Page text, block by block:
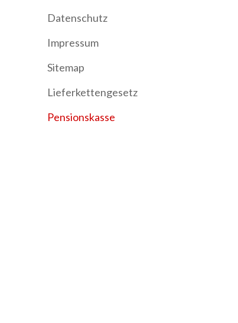
Datenschutz
Impressum
Sitemap
Lieferkettengesetz
Pensionskasse